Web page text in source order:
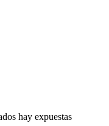
hay expuestas